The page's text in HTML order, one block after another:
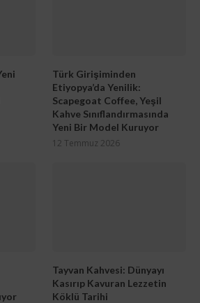
Türk Girişiminden
Etiyopya’da Yenilik:
Scapegoat Coffee, Yeşil
Kahve Sınıflandırmasında
Yeni Bir Model Kuruyor
12 Temmuz 2026
Tayvan Kahvesi: Dünyayı
Kasırıp Kavuran Lezzetin
Köklü Tarihi